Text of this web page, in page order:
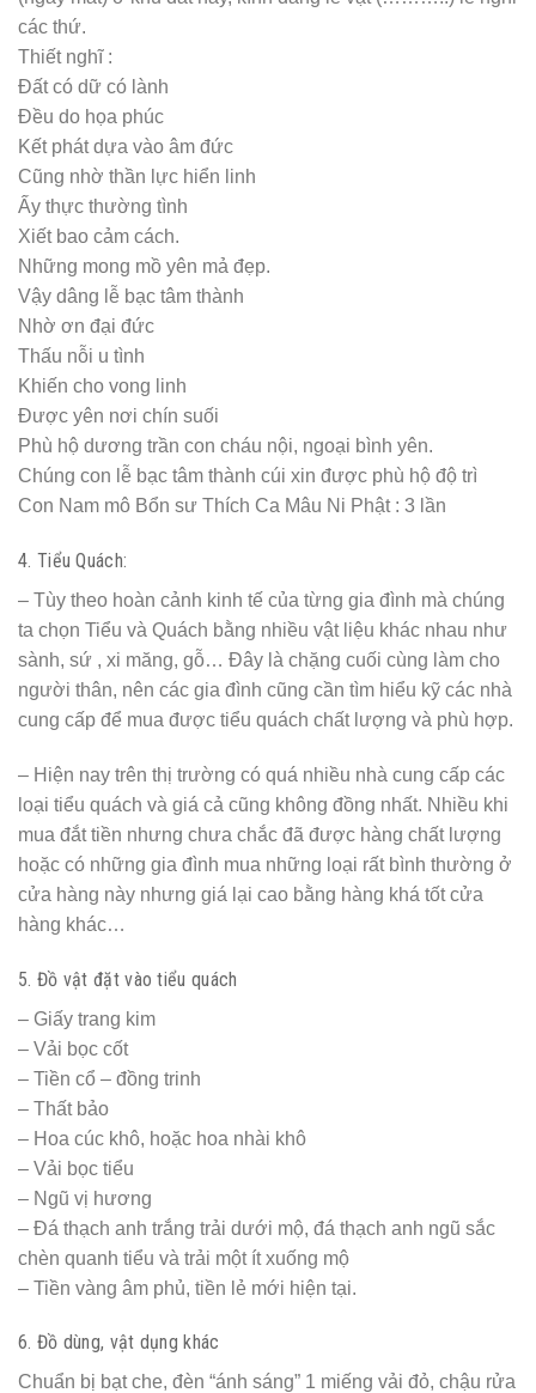
MẫuMộ đá xanh rêu
2021 thiết kế riêng cho Cụ Bà Nguyễn Thị Tươi. Mộ được chế
tác sắc nét, trạm khắc tỉ mỉ, đẹp và hoàn hảo từ trong ra ngoài,
từ đế đến bia mộ, từ thân đến nắp mộ. Đây cũng là một trong
những Mẫu Mộ của NGHỆ NHÂN TRẺ ANH QUÂN NINH BÌNH
bán chạy nhất năm 2021, được đánh giá rất cao.
Văn khấn cúng Lễ Cải Cát Tại ban Sơn Thần và Thổ Thần
tại nghĩa trang nơi đặt mộ mới
– Con lạy chín phương Trời, mười phương Chư Phật,
Chư phật mười phương.
– Con kính lạy Đức Hoàng Thiên Hậu Thổ chư vị Tôn
thần.
– Con kính lạy các ngài Long Mạch, Sơn Thần, Thổ địa,
Thần linh cai quản trong xứ này.
con là:…………………….. Ngụ
tại………………………………………………
Gia đình chúng con có táng (Tên vong
………………………. húy …. hiệu ….) thọ chung ngày
(ngày mất) ở khu đất này, kính dâng lễ vật (………..) lễ nghi
các thứ.
Đất có dữ có lành
Đều do họa phúc
Kết phát dựa vào âm đức
Cũng nhờ thần lực hiển linh
Ấy thực thường tình
Xiết bao cảm cách.
Những mong mồ yên mả đẹp.
Vậy dâng lễ bạc tâm thành
Nhờ ơn đại đức
Thấu nỗi u tình
Khiến cho vong linh
Phù hộ dương trần con cháu nội, ngoại bình yên.
Chúng con lễ bạc tâm thành cúi xin được phù hộ độ trì